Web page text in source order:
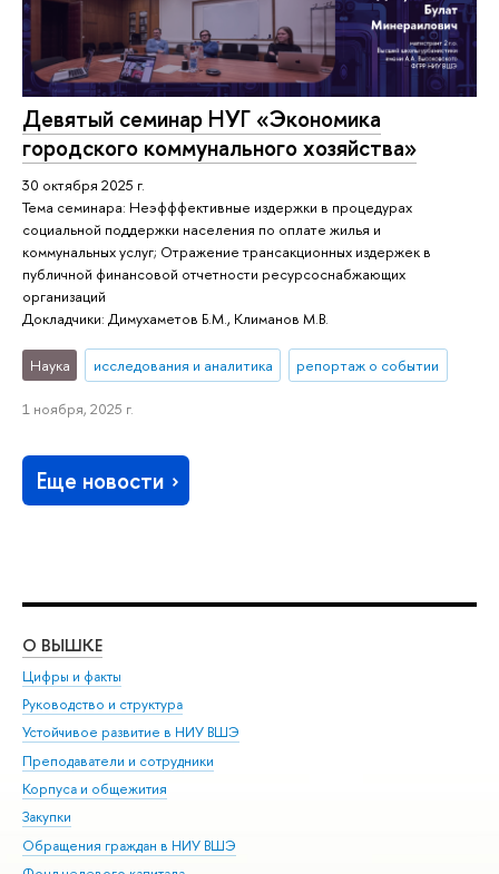
Девятый семинар НУГ «Экономика
городского коммунального хозяйства»
30 октября 2025 г.
Тема семинара: Неэфффективные издержки в процедурах
социальной поддержки населения по оплате жилья и
коммунальных услуг; Отражение трансакционных издержек в
публичной финансовой отчетности ресурсоснабжающих
организаций
Докладчики: Димухаметов Б.М., Климанов М.В.
Наука исследования и аналитика репортаж о событии
1 ноября, 2025 г.
Еще новости
О ВЫШКЕ
Цифры и факты
Руководство и структура
Устойчивое развитие в НИУ ВШЭ
Преподаватели и сотрудники
Корпуса и общежития
Закупки
Обращения граждан в НИУ ВШЭ